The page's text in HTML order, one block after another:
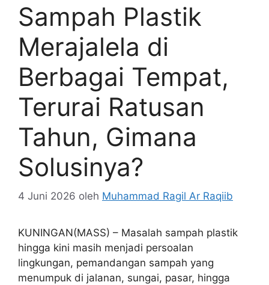
Sampah Plastik
Merajalela di
Berbagai Tempat,
Terurai Ratusan
Tahun, Gimana
Solusinya?
4 Juni 2026 oleh Muhammad Ragil Ar Raqiib
KUNINGAN(MASS) – Masalah sampah plastik
hingga kini masih menjadi persoalan
lingkungan, pemandangan sampah yang
menumpuk di jalanan, sungai, pasar, hingga